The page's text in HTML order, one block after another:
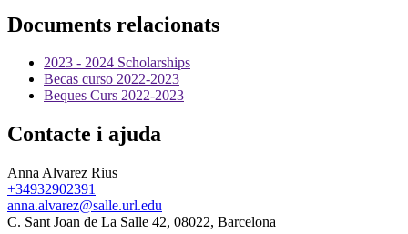
Documents relacionats
2023 - 2024 Scholarships
Becas curso 2022-2023
Beques Curs 2022-2023
Contacte i ajuda
Anna Alvarez Rius
+34932902391
anna.alvarez@salle.url.edu
C. Sant Joan de La Salle 42, 08022, Barcelona